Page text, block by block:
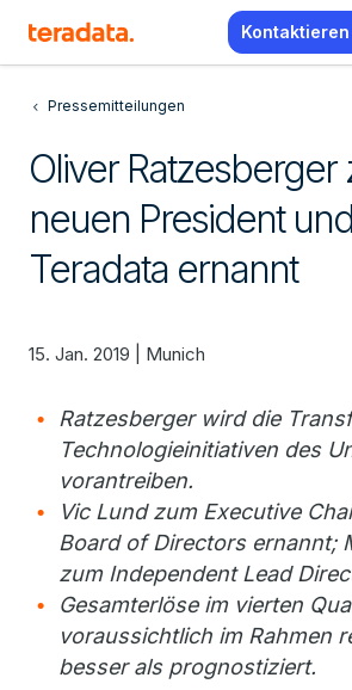
Pressemitteilungen
Oliver Ratzesberger
neuen President
Teradata ernannt
15. Jan. 2019 | Munich
Ratzesberger wird die
Technologieinitiativen des
vorantreiben.
Vic Lund zum Executive
Board of Directors ernannt;
zum Independent Lead
Gesamterlöse im vierten
voraussichtlich im Rahmen
besser als prognostiziert.